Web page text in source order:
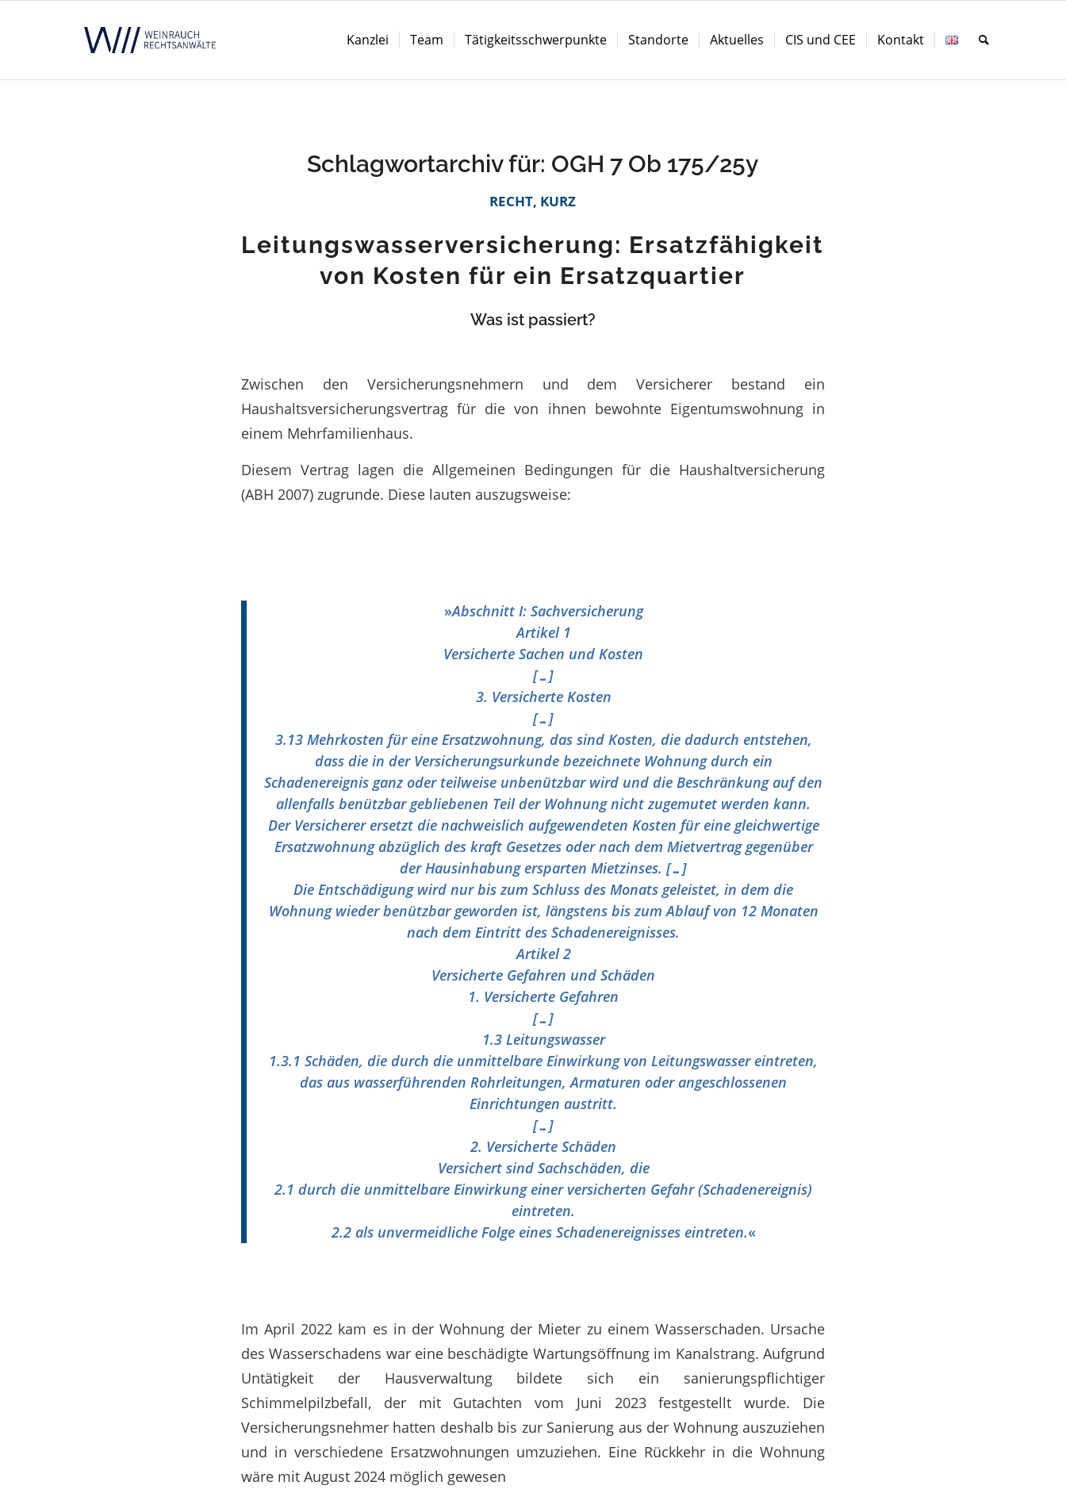
Kanzlei Team Tätigkeitsschwerpunkte Standorte Aktuelles CIS und CEE Kontakt
Schlagwortarchiv für: OGH 7 Ob 175/25y
RECHT, KURZ
Leitungswasserversicherung: Ersatzfähigkeit
von Kosten für ein Ersatzquartier
Was ist passiert?
Zwischen den Versicherungsnehmern und dem Versicherer bestand ein
Haushaltsversicherungsvertrag für die von ihnen bewohnte Eigentumswohnung in
einem Mehrfamilienhaus.
Diesem Vertrag lagen die Allgemeinen Bedingungen für die Haushaltversicherung
(ABH 2007) zugrunde. Diese lauten auszugsweise:
»Abschnitt I: Sachversicherung
Artikel 1
Versicherte Sachen und Kosten
[…]
3. Versicherte Kosten
[…]
3.13 Mehrkosten für eine Ersatzwohnung, das sind Kosten, die dadurch entstehen,
dass die in der Versicherungsurkunde bezeichnete Wohnung durch ein
Schadenereignis ganz oder teilweise unbenützbar wird und die Beschränkung auf den
allenfalls benützbar gebliebenen Teil der Wohnung nicht zugemutet werden kann.
Der Versicherer ersetzt die nachweislich aufgewendeten Kosten für eine gleichwertige
Ersatzwohnung abzüglich des kraft Gesetzes oder nach dem Mietvertrag gegenüber
der Hausinhabung ersparten Mietzinses. […]
Die Entschädigung wird nur bis zum Schluss des Monats geleistet, in dem die
Wohnung wieder benützbar geworden ist, längstens bis zum Ablauf von 12 Monaten
nach dem Eintritt des Schadenereignisses.
Artikel 2
Versicherte Gefahren und Schäden
1. Versicherte Gefahren
[…]
1.3 Leitungswasser
1.3.1 Schäden, die durch die unmittelbare Einwirkung von Leitungswasser eintreten,
das aus wasserführenden Rohrleitungen, Armaturen oder angeschlossenen
Einrichtungen austritt.
[…]
2. Versicherte Schäden
Versichert sind Sachschäden, die
2.1 durch die unmittelbare Einwirkung einer versicherten Gefahr (Schadenereignis)
eintreten.
2.2 als unvermeidliche Folge eines Schadenereignisses eintreten.«
Im April 2022 kam es in der Wohnung der Mieter zu einem Wasserschaden. Ursache
des Wasserschadens war eine beschädigte Wartungsöffnung im Kanalstrang. Aufgrund
Untätigkeit der Hausverwaltung bildete sich ein sanierungspflichtiger
Schimmelpilzbefall, der mit Gutachten vom Juni 2023 festgestellt wurde. Die
Versicherungsnehmer hatten deshalb bis zur Sanierung aus der Wohnung auszuziehen
und in verschiedene Ersatzwohnungen umzuziehen. Eine Rückkehr in die Wohnung
wäre mit August 2024 möglich gewesen